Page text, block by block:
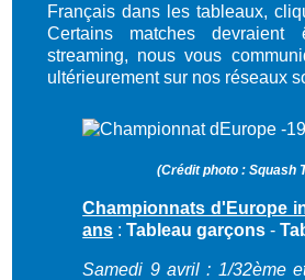
Français dans les tableaux,
Certains matches devraient
streaming, nous vous
ultérieurement sur nos réseaux
(Crédit photo : Squash
Championnats d'Europe
ans :Tableau garçons -
Samedi 9 avril : 1/32ème